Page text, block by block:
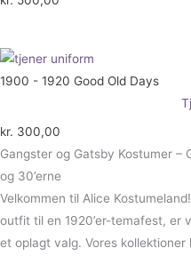
1900 - 1920 Good Old Days
kr. 300,00
Gangster og Gatsby Kostumer –
og 30’erne
Velkommen til Alice
outfit til en 1920’er-temafest, er
et oplagt valg. Vores